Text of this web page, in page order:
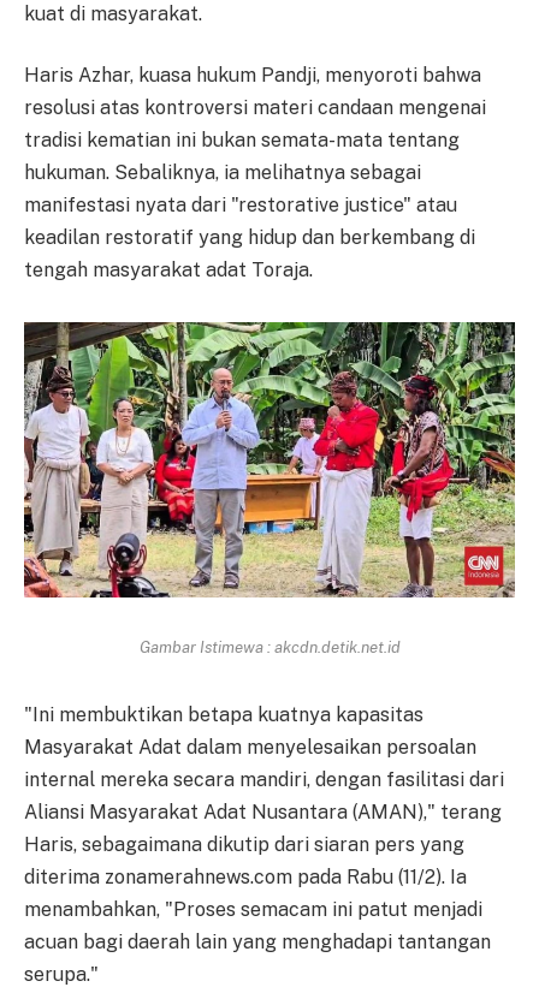
kuat di masyarakat.
Haris Azhar, kuasa hukum Pandji, menyoroti bahwa
resolusi atas kontroversi materi candaan mengenai
tradisi kematian ini bukan semata-mata tentang
hukuman. Sebaliknya, ia melihatnya sebagai
manifestasi nyata dari "restorative justice" atau
keadilan restoratif yang hidup dan berkembang di
tengah masyarakat adat Toraja.
Gambar Istimewa : akcdn.detik.net.id
"Ini membuktikan betapa kuatnya kapasitas
Masyarakat Adat dalam menyelesaikan persoalan
internal mereka secara mandiri, dengan fasilitasi dari
Aliansi Masyarakat Adat Nusantara (AMAN)," terang
Haris, sebagaimana dikutip dari siaran pers yang
diterima zonamerahnews.com pada Rabu (11/2). Ia
menambahkan, "Proses semacam ini patut menjadi
acuan bagi daerah lain yang menghadapi tantangan
serupa."